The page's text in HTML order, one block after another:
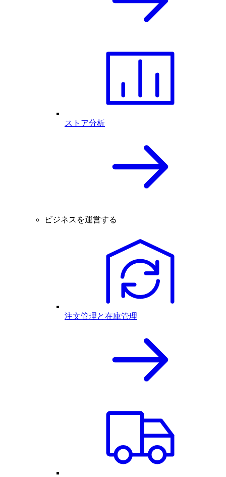
ストア分析
ビジネスを運営する
注文管理と在庫管理